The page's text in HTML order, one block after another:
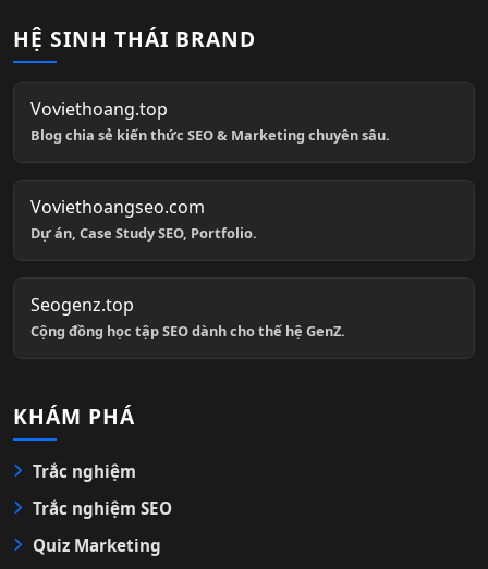
HỆ SINH THÁI BRAND
Voviethoang.top
Blog chia sẻ kiến thức SEO & Marketing chuyên sâu.
Voviethoangseo.com
Dự án, Case Study SEO, Portfolio.
Seogenz.top
Cộng đồng học tập SEO dành cho thế hệ GenZ.
KHÁM PHÁ
Trắc nghiệm
Trắc nghiệm SEO
Quiz Marketing